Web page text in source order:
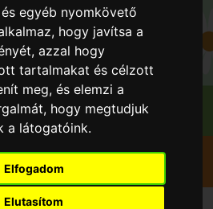
egyéb nyomkövető
hogy javítsa a
azzal hogy
tartalmakat és célzott
meg, és elemzi a
hogy megtudjuk
a látogatóink.
Elfogadom
Elutasítom
Pomáz